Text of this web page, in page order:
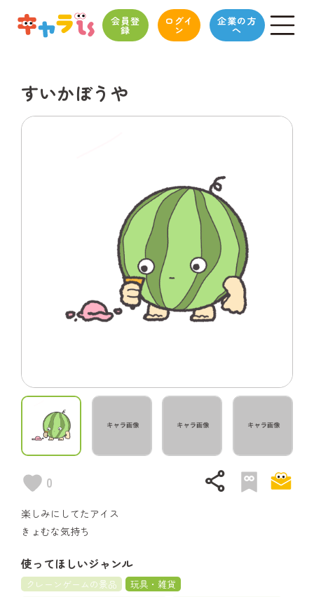
会員登
録
ログイ
ン
企業の方
へ
すいかぼうや
0 share
楽しみにしてたアイス
きょむな気持ち
使ってほしいジャンル
クレーンゲームの景品
玩具・雑貨